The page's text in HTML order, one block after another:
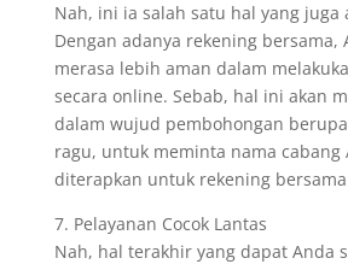
Nah, ini ia salah satu hal yang juga
Dengan adanya rekening bersama,
merasa lebih aman dalam
secara online. Sebab, hal ini akan
dalam wujud pembohongan
ragu, untuk meminta nama cabang
diterapkan untuk rekening
7. Pelayanan Cocok Lantas
Nah, hal terakhir yang dapat Anda